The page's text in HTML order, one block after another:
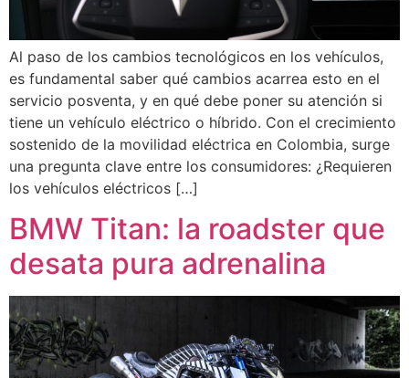
Al paso de los cambios tecnológicos en los vehículos,
es fundamental saber qué cambios acarrea esto en el
servicio posventa, y en qué debe poner su atención si
tiene un vehículo eléctrico o híbrido. Con el crecimiento
sostenido de la movilidad eléctrica en Colombia, surge
una pregunta clave entre los consumidores: ¿Requieren
los vehículos eléctricos […]
BMW Titan: la roadster que
desata pura adrenalina